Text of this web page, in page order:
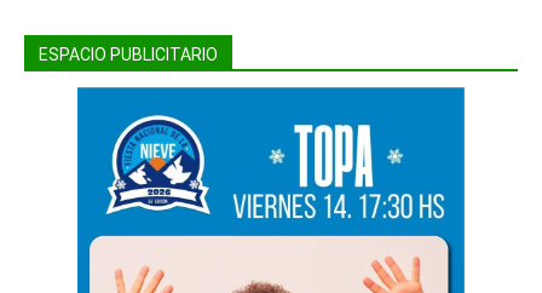
ESPACIO PUBLICITARIO